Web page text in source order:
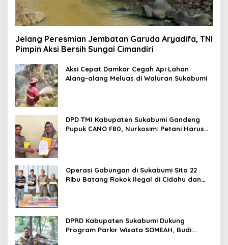
Jelang Peresmian Jembatan Garuda Aryadifa, TNI
Pimpin Aksi Bersih Sungai Cimandiri
Aksi Cepat Damkar Cegah Api Lahan
Alang-alang Meluas di Waluran Sukabumi
DPD TMI Kabupaten Sukabumi Gandeng
Pupuk CANO F80, Nurkosim: Petani Harus
Operasi Gabungan di Sukabumi Sita 22
Ribu Batang Rokok Ilegal di Cidahu dan
DPRD Kabupaten Sukabumi Dukung
Program Parkir Wisata SOMEAH, Budi: